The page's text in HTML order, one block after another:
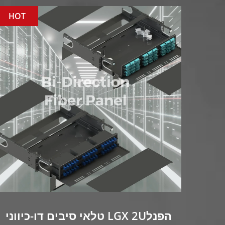
HOT
טלאי סיבים דו-כיווני LGX 2Uהפנל